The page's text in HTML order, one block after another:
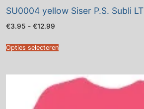
SU0004 yellow Siser P.S. Subli LT
€3.95 - €12.99
€12.99
Opties selecteren